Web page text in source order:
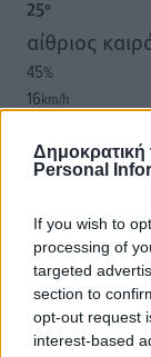
Δημοκρατική
Personal
If you wish to
processing of
targeted
section to
opt-out request
interest-based
25°
αίθριος
45%
16km/h
25°/25°
06:18
πρόγνωση:
31°
29°
ΔΕ